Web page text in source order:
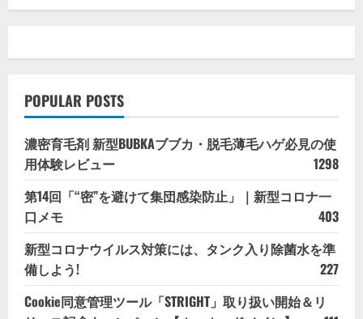
POPULAR POSTS
濃密育毛剤 新型BUBKAブブカ・脱毛薄毛ハゲ必見の使
用体験レビュー
1298
第14回「“密”を避けて集団感染防止」｜新型コロナ一
口メモ
403
新型コロナウイルス対策には、タンク入り除菌水を準
備しよう!
227
Cookie同意管理ツール「STRIGHT」取り扱い開始＆リ